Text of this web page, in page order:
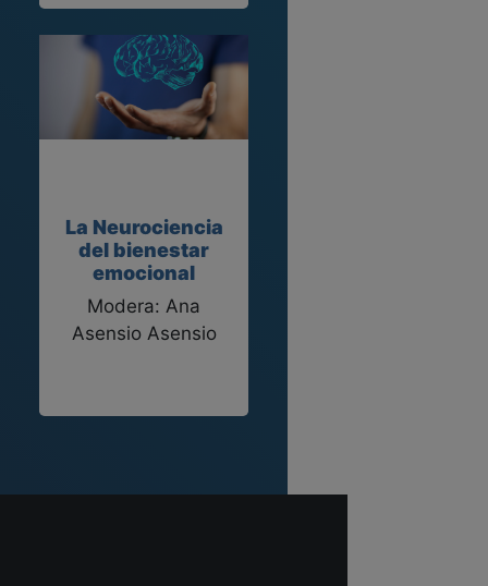
La Neurociencia
del bienestar
emocional
Modera: Ana
Asensio Asensio